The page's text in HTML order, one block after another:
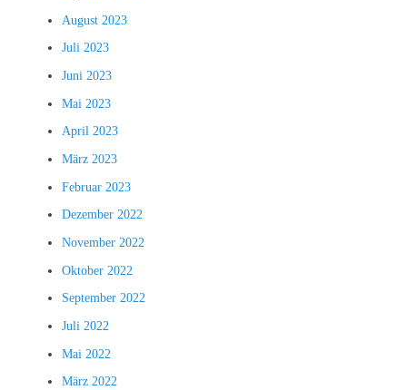
August 2023
Juli 2023
Juni 2023
Mai 2023
April 2023
März 2023
Februar 2023
Dezember 2022
November 2022
Oktober 2022
September 2022
Juli 2022
Mai 2022
März 2022